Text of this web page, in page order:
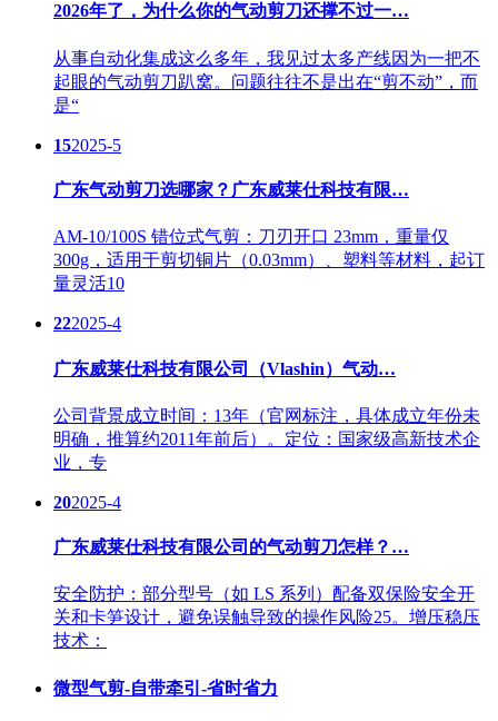
2026年了，为什么你的气动剪刀还撑不过一…
从事自动化集成这么多年，我见过太多产线因为一把不
起眼的气动剪刀趴窝。问题往往不是出在“剪不动”，而
是“
152025-5
广东气动剪刀选哪家？广东威莱仕科技有限…
AM-10/100S 错位式气剪：刀刃开口 23mm，重量仅
300g，适用于剪切铜片（0.03mm）、塑料等材料，起订
量灵活10
222025-4
广东威莱仕科技有限公司（Vlashin）气动…
公司背景成立时间：13年（官网标注，具体成立年份未
明确，推算约2011年前后）。定位：国家级高新技术企
业，专
202025-4
广东威莱仕科技有限公司的气动剪刀怎样？…
安全防护：部分型号（如 LS 系列）配备双保险安全开
关和卡笋设计，避免误触导致的操作风险25。增压稳压
技术：
微型气剪-自带牵引-省时省力